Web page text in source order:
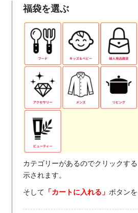
福袋を選ぶ
カテゴリーがあるのでクリックす
示されます。
そして 「カートに入れる」 ボタン